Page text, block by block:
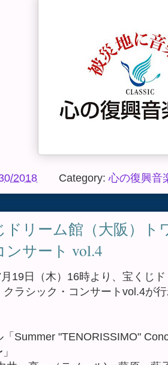
2018 Category:心の復興音
ドリーム館（大阪）
ンサート vol.4
19日（木）16時より、宝くじ
クラシック・コンサートvol.4が
「Summer "TENORISSIMO"